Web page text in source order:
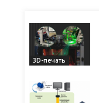
3D-печать